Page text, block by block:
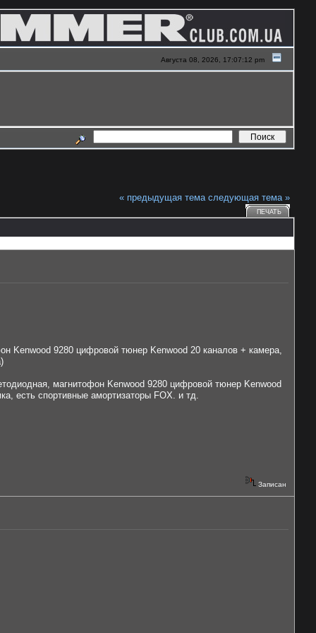
Августа 08, 2026, 17:07:12 pm
« предыдущая тема следующая тема »
ПЕЧАТЬ
Kenwood 9280 цифровой тюнер Kenwood 20 каналов + камера,
магнитофон Kenwood 9280 цифровой тюнер Kenwood
есть спортивные амортизаторы FOX. и тд.
Записан